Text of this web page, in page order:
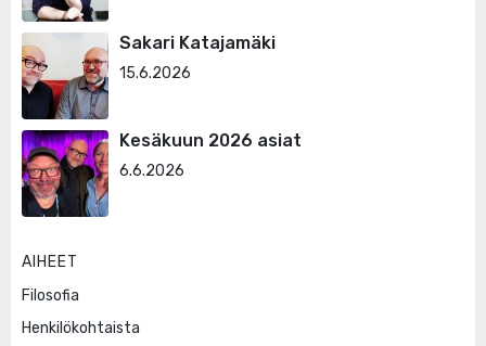
Sakari Katajamäki
15.6.2026
Kesäkuun 2026 asiat
6.6.2026
AIHEET
Filosofia
Henkilökohtaista